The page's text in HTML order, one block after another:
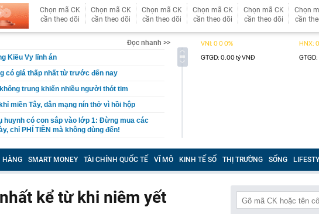
Chọn mã CK
cần theo dõi
Chọn mã CK
cần theo dõi
Chọn mã CK
cần theo dõi
Chọn mã CK
cần theo dõi
Chọn mã CK
cần theo dõi
Chọn
cần
Đọc nhanh >>
Kiều Vy lĩnh án
có giá thấp nhất từ trước đến nay
trung khiến nhiều người thót tim
miền Tây, dân mạng nín thở vì hồi hộp
huynh có con sắp vào lớp 1: Đừng mua các
chỉ PHÍ TIỀN mà không dùng đến!
Minh Hiền SN 1992, liên hệ công an gấp
HÀNG SMART MONEY TÀI CHÍNH QUỐC TẾ VĨ MÔ KINH TẾ SỐ THỊ TRƯỜNG SỐNG
kể từ khi niêm yết